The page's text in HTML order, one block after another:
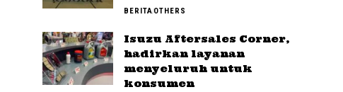
BERITAOTHERS
Isuzu Aftersales Corner,
hadirkan layanan
menyeluruh untuk
konsumen